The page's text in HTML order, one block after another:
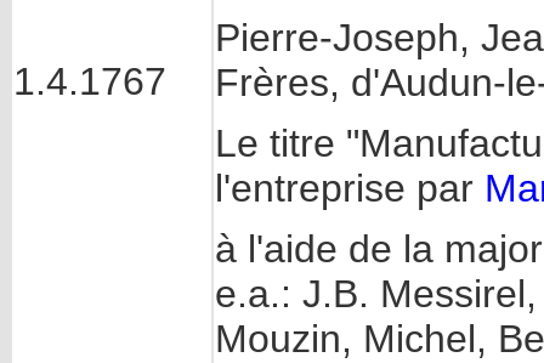
1.4.1767
Pierre-Joseph,
Frères, d'Audun-
Le titre
l'entreprise par
à l'aide de la
e.a.: J.B.
Mouzin, Michel,